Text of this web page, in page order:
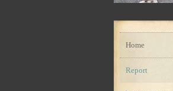
Home
Report